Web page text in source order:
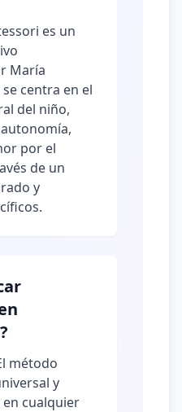
es un
María
centra en el
del niño,
por el
de un
y
método
y
cualquier